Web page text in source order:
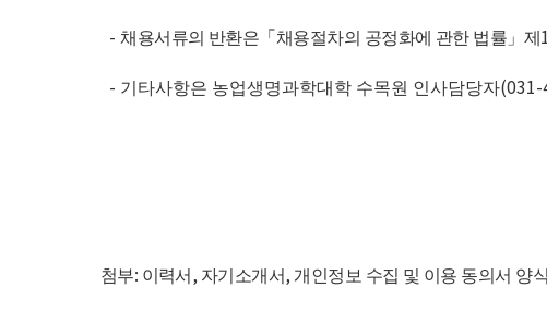
-채용서류의 반환은 「 채용절차의 공정화에 관한 법률 」 제
- 기타사항은 농업생명과학대학 수목원 인사담당자
첨부: 이력서 , 자기소개서, 개인정보 수집 및 이용 동의서 양식